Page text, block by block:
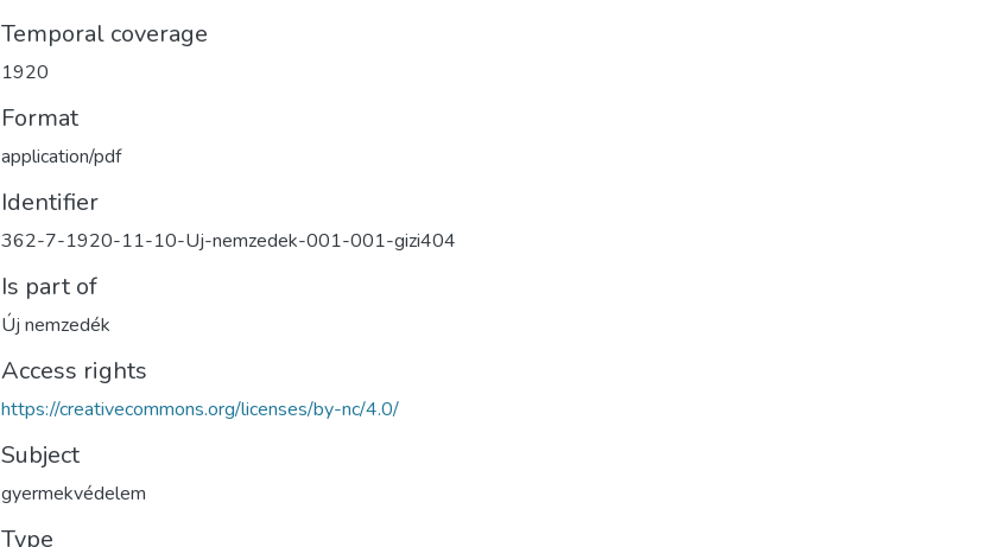
Temporal coverage
1920
Format
application/pdf
Identifier
362-7-1920-11-10-Uj-nemzedek-001-001-gizi404
Is part of
Új nemzedék
Access rights
https://creativecommons.org/licenses/by-nc/4.0/
Subject
gyermekvédelem
Type